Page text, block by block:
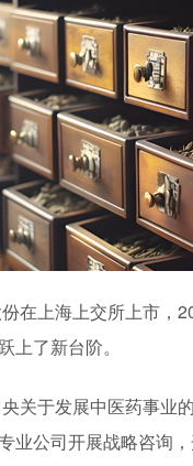
在上海上交所上市，
上了新台阶。
关于发展中医药事业
业公司开展战略咨询